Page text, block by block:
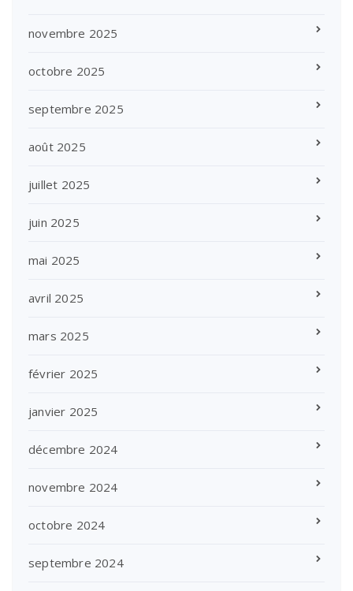
novembre 2025
octobre 2025
septembre 2025
août 2025
juillet 2025
juin 2025
mai 2025
avril 2025
mars 2025
février 2025
janvier 2025
décembre 2024
novembre 2024
octobre 2024
septembre 2024